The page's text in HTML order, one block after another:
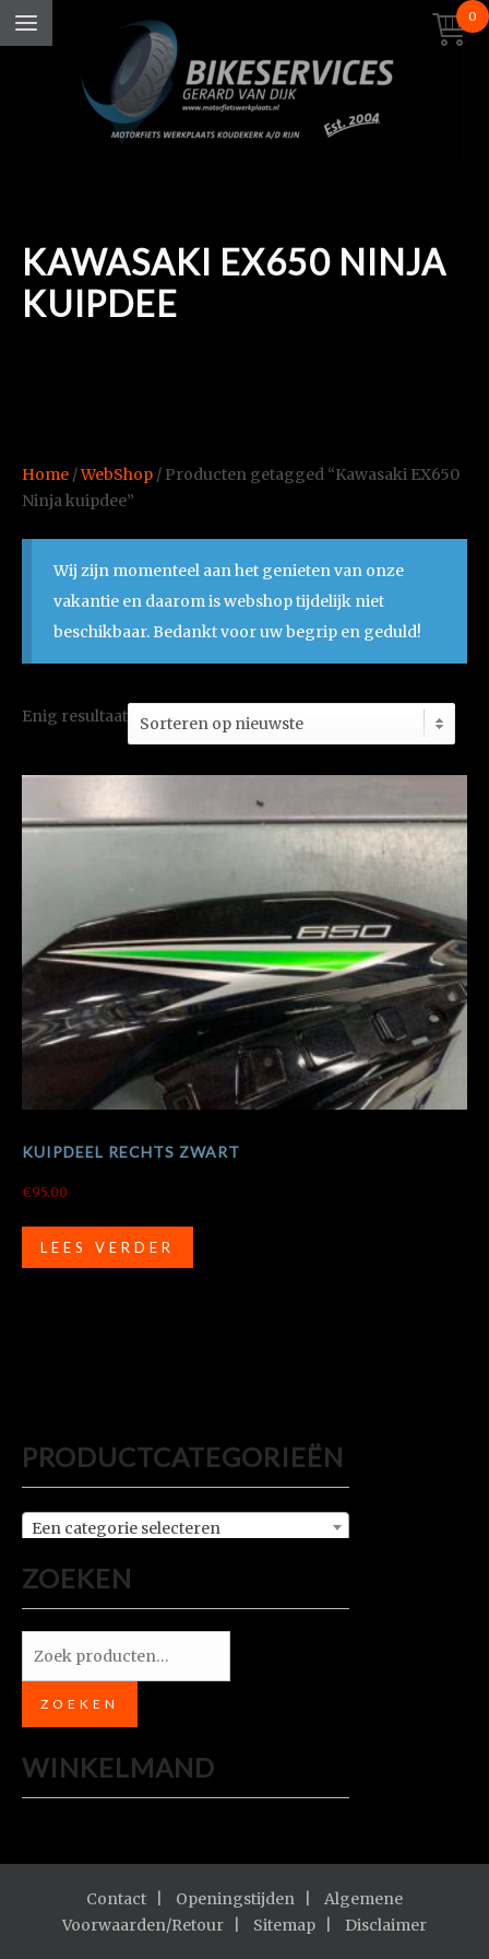
0
KAWASAKI EX650 NINJA
KUIPDEE
Home /WebShop / Producten getagged “Kawasaki EX650
Ninja kuipdee”
Wij zijn momenteel aan het genieten van onze
vakantie en daarom is webshop tijdelijk niet
beschikbaar. Bedankt voor uw begrip en geduld!
Enig resultaat
KUIPDEEL RECHTS ZWART
€95.00
LEES VERDER
PRODUCTCATEGORIEËN
Een categorie selecteren
ZOEKEN
Zoeken
ZOEKEN
WINKELMAND
Contact Openingstijden
Algemene
Voorwaarden/Retour
Sitemap Disclaimer